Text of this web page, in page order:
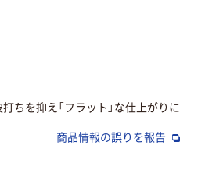
ちを抑え「フラット」な仕上がりに
商品情報の誤りを報告